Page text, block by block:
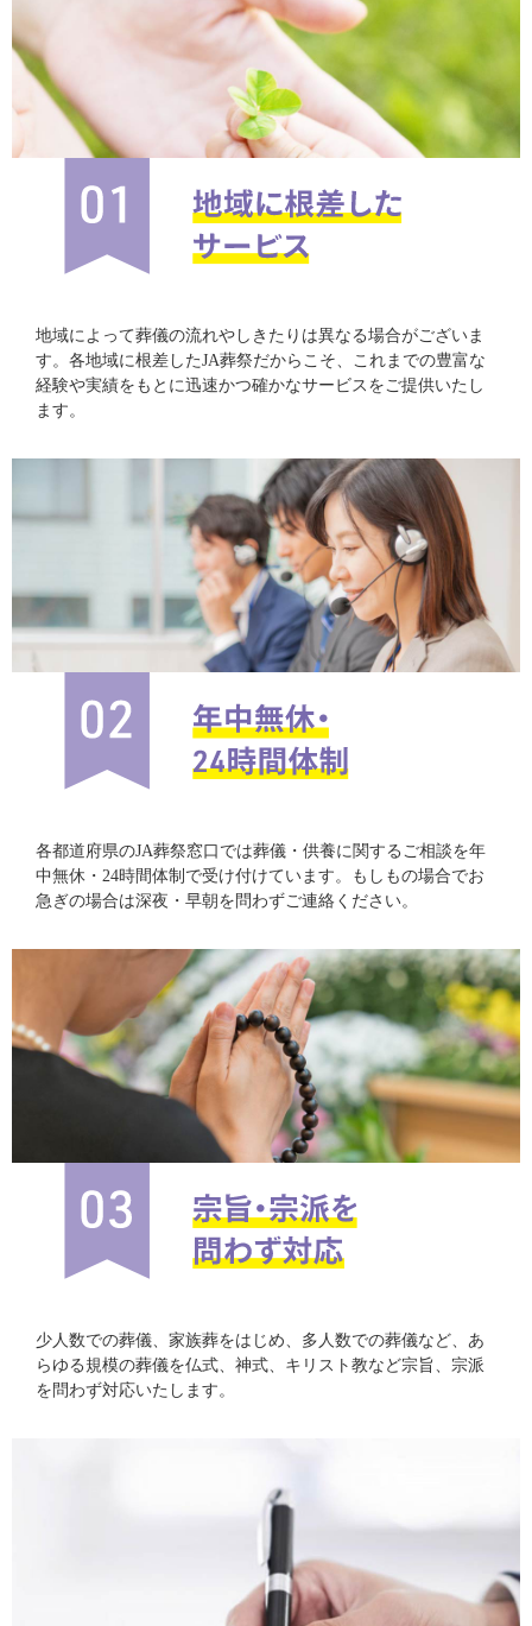
地域によって葬儀の流れやしきたりは異なる場合がございま
す。各地域に根差したJA葬祭だからこそ、これまでの豊富な
経験や実績をもとに迅速かつ確かなサービスをご提供いたし
ます。
各都道府県のJA葬祭窓口では葬儀・供養に関するご相談を年
中無休・24時間体制で受け付けています。もしもの場合でお
急ぎの場合は深夜・早朝を問わずご連絡ください。
少人数での葬儀、家族葬をはじめ、多人数での葬儀など、あ
らゆる規模の葬儀を仏式、神式、キリスト教など宗旨、宗派
を問わず対応いたします。